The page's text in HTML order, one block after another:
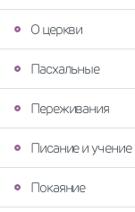
О церкви
Пасхальные
Переживания
Писание и учение
Покаяние